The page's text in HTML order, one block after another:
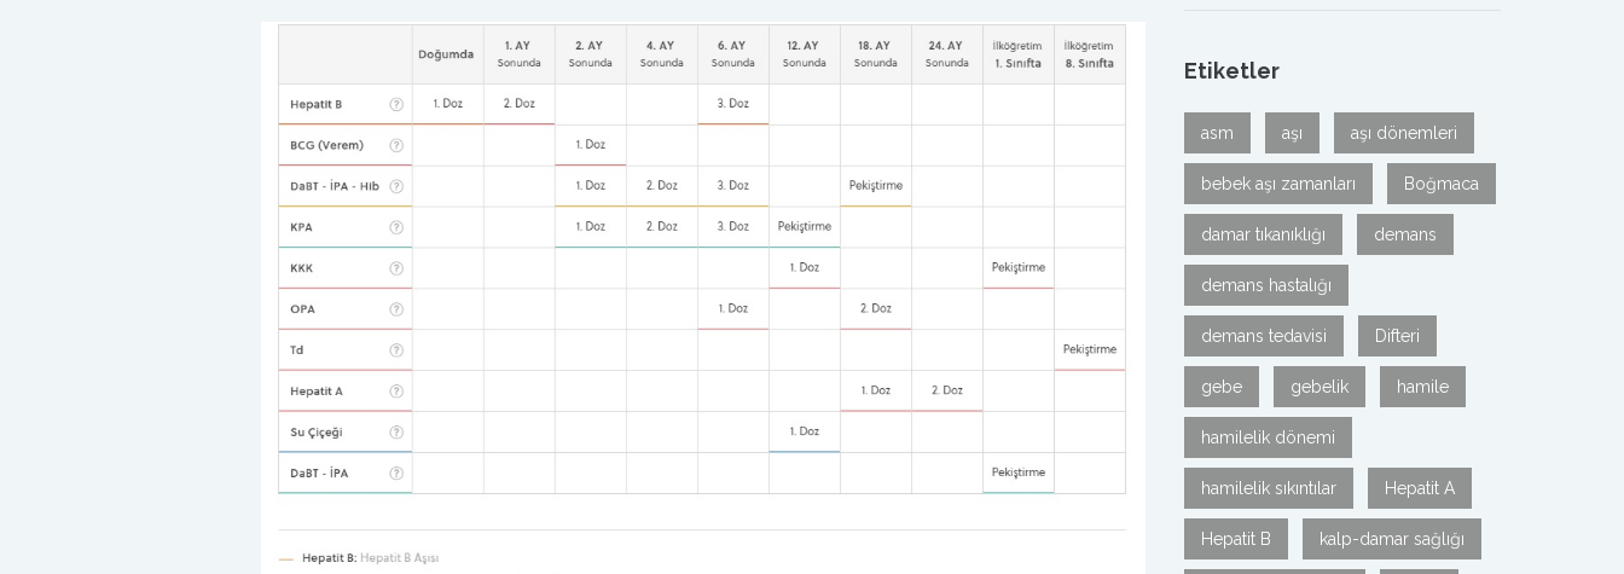
Etiketler
asm aşı aşı dönemleri
bebek aşı zamanları Boğmaca
damar tıkanıklığı demans
demans hastalığı
demans tedavisi Difteri
gebe gebelik hamile
hamilelik dönemi
hamilelik sıkıntılar Hepatit A
Hepatit B kalp-damar sağlığı